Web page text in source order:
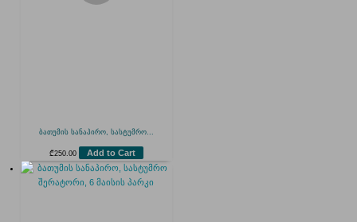
ბათუმის სანაპირო, სასტუმრო...
₾250.00 Add to Cart